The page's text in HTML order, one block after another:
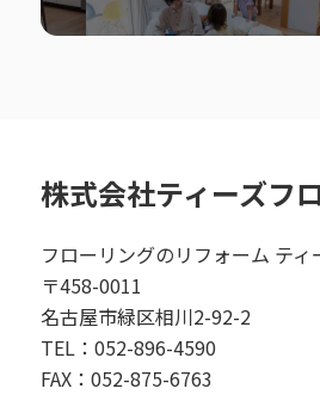
株式会社ティーズフ
フローリングのリフォーム ティ
〒458-0011
名古屋市緑区相川2-92-2
TEL：052-896-4590
FAX：052-875-6763